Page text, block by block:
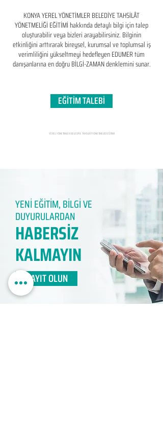
KONYA YEREL YÖNETİMLER BELEDİYE TAHSİLÂT
YÖNETMELİĞİ EĞİTİMİ hakkında detaylı bilgi için talep
oluşturabilir veya bizleri arayabilirsiniz. Bilginin
etkinliğini arttırarak bireysel, kurumsal ve toplumsal iş
verimliliğini yükseltmeyi hedefleyen​ EDUMER tüm
danışanlarına en doğru BİLGİ-ZAMAN denklemini sunar.
EĞİTİM TALEBİ
YEREL YÖNETİMLER BELEDİYE TAHSİLÂT YÖNETMELİĞİ EĞİTİMİ
YENİ EĞİTİM, BİLGİ VE
DUYURULARDAN
HABERSİZ
KALMAYIN​
KAYIT OLUN